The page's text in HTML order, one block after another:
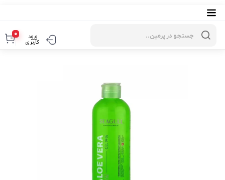
ورود
کاربری
0